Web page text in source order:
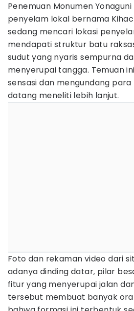
Penemuan Monumen
penyelam lokal bernama
sedang mencari lokasi
mendapati struktur batu
sudut yang nyaris sempurna
menyerupai tangga. Temuan
sensasi dan mengundang
datang meneliti lebih lanjut.
Foto dan rekaman video dari
adanya dinding datar, pilar
fitur yang menyerupai jalan
tersebut membuat banyak